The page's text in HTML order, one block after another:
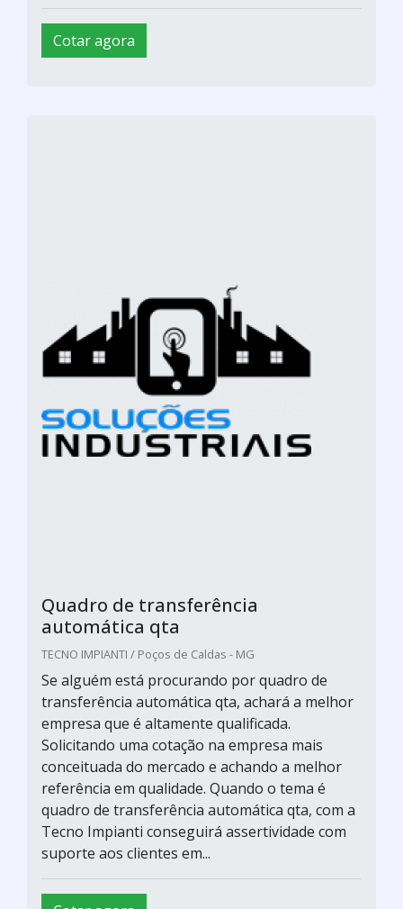
Cotar agora
Quadro de transferência
automática qta
TECNO IMPIANTI / Poços de Caldas - MG
Se alguém está procurando por quadro de
transferência automática qta, achará a melhor
empresa que é altamente qualificada.
Solicitando uma cotação na empresa mais
conceituada do mercado e achando a melhor
referência em qualidade. Quando o tema é
quadro de transferência automática qta, com a
Tecno Impianti conseguirá assertividade com
suporte aos clientes em...